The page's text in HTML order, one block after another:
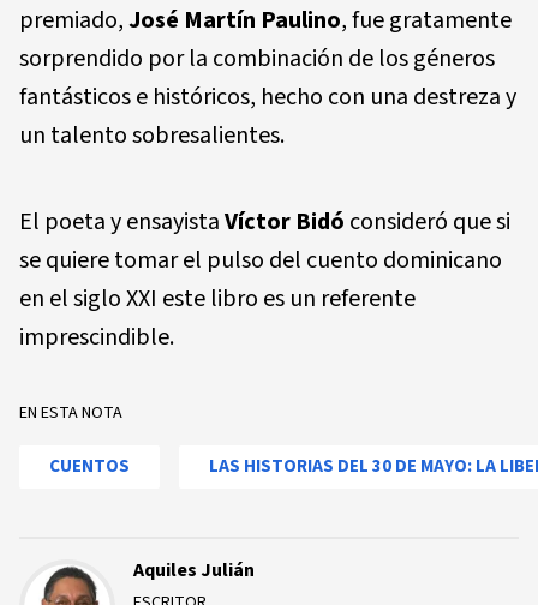
premiado,José Martín Paulino, fue gratamente
sorprendido por la combinación de los géneros
fantásticos e históricos, hecho con una destreza y
un talento sobresalientes.
El poeta y ensayistaVíctor Bidó consideró que si
se quiere tomar el pulso del cuento dominicano
en el siglo XXI este libro es un referente
imprescindible.
EN ESTA NOTA
CUENTOS LAS HISTORIAS DEL 30 DE MAYO: LA
Aquiles Julián